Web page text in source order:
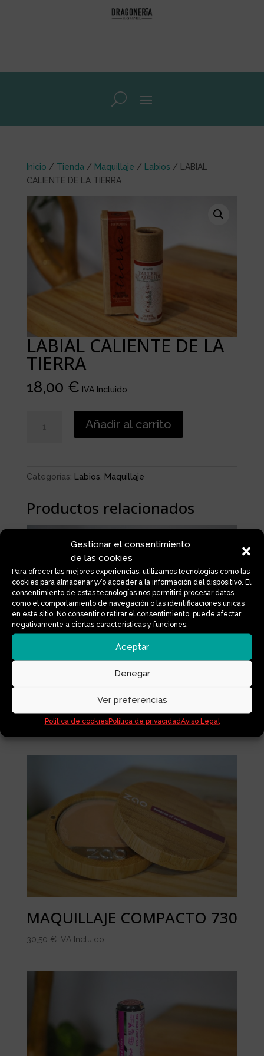
Gestionar el consentimiento
de las cookies
Para ofrecer las mejores experiencias, utilizamos tecnologías como las
cookies para almacenar y/o acceder a la información del dispositivo. El
consentimiento de estas tecnologías nos permitirá procesar datos
como el comportamiento de navegación o las identificaciones únicas
en este sitio. No consentir o retirar el consentimiento, puede afectar
negativamente a ciertas características y funciones.
Aceptar
Denegar
Ver preferencias
Política de cookiesPolítica de privacidadAviso Legal
Inicio / Tienda / Maquillaje / Labios / LABIAL
CALIENTE DE LA TIERRA
LABIAL CALIENTE DE LA
TIERRA
18,00 € IVA Incluido
CALIENTE
cantidad
Añadir al carrito
Categorías: Labios Maquillaje
Productos relacionados
LABIAL ATRACCIÓN DE
18,00€ IVA Incluido
MAQUILLAJE COMPACTO 730
30,50 € IVA Incluido